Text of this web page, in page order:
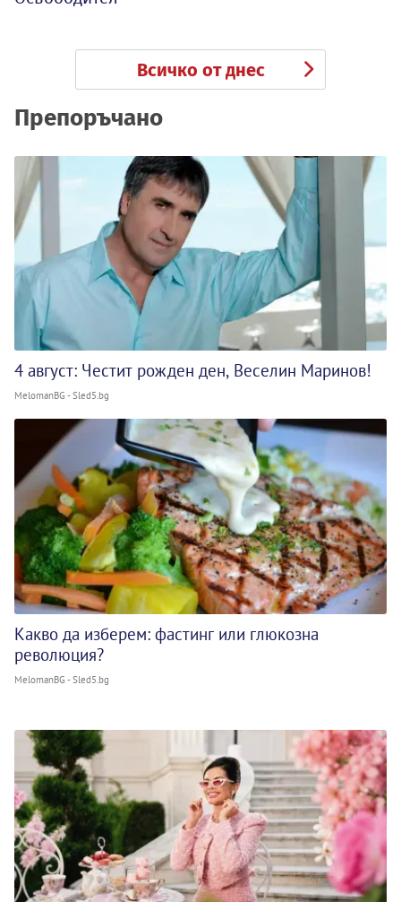
Всичко от днес
Препоръчано
4 август: Честит рожден ден, Веселин Маринов!
MelomanBG - Sled5.bg
Какво да изберем: фастинг или глюкозна
революция?
MelomanBG - Sled5.bg